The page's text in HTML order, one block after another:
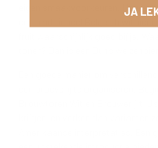
. Hou je
JA